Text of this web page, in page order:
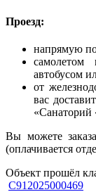
Проезд:
напрямую
автобусом
от
вас
«Санаторий
Вы можете
(оплачивается
Объект прошёл
С912025000469